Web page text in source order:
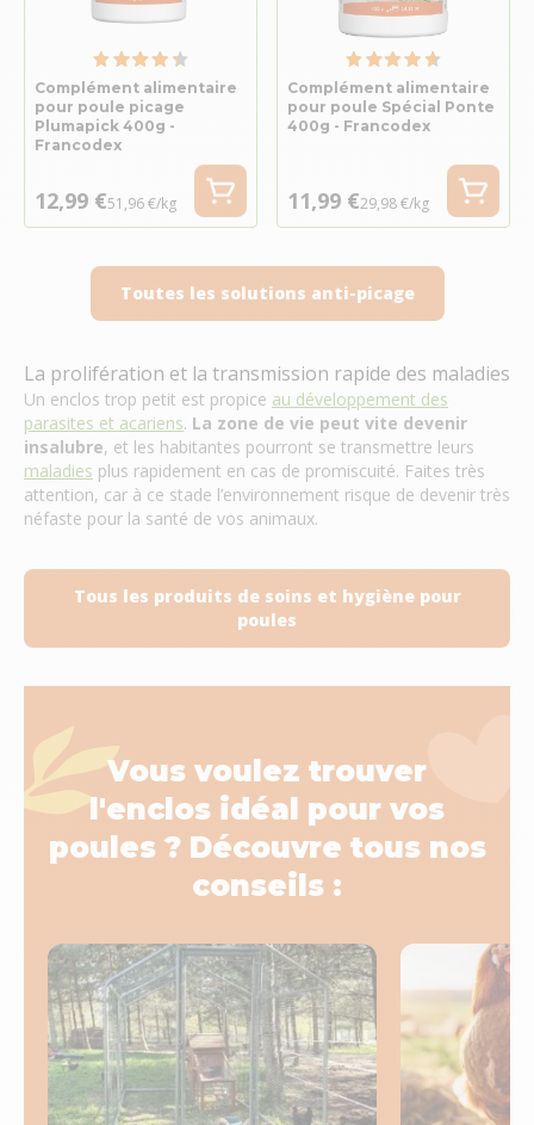
Complément alimentaire
pour poule picage
Plumapick 400g -
Francodex
12,99 €51,96 €/kg
Complément alimentaire
pour poule Spécial Ponte
400g - Francodex
11,99 €29,98 €/kg
Toutes les solutions anti-picage
La prolifération et la transmission rapide des maladies
Un enclos trop petit est propice au développement des
parasites et acariens. La zone de vie peut vite devenir
insalubre, et les habitantes pourront se transmettre leurs
maladies plus rapidement en cas de promiscuité. Faites très
attention, car à ce stade l’environnement risque de devenir très
néfaste pour la santé de vos animaux.
Tous les produits de soins et hygiène pour
poules
Vous voulez trouver
l'enclos idéal pour vos
poules ? Découvre tous nos
conseils :